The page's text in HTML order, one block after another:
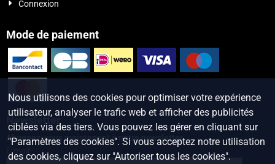
Connexion
Mode de paiement
Newsletter
Abonnez-vous maintenant à notre newsletter
E-mail:
Saisissez votre adresse e-mail pour la newsletter
Nous utilisons des cookies pour optimiser votre expérience
utilisateur, analyser le trafic web et afficher des publicités
ciblées via des tiers. Vous pouvez les gérer en cliquant sur
"Paramètres des cookies". Si vous acceptez notre utilisation
des cookies, cliquez sur "Autoriser tous les cookies".